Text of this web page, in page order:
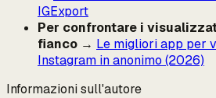
IGExport
Per confrontare i
fianco → Le migliori app per
Instagram in anonimo (2026)
Informazioni sull'autore